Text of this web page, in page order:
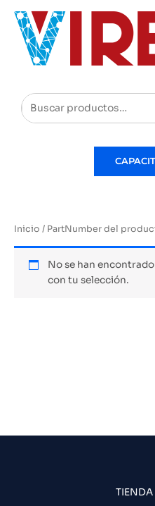
contenido
Inicio / PartNumber del
No se han
con tu selección.
TIENDA